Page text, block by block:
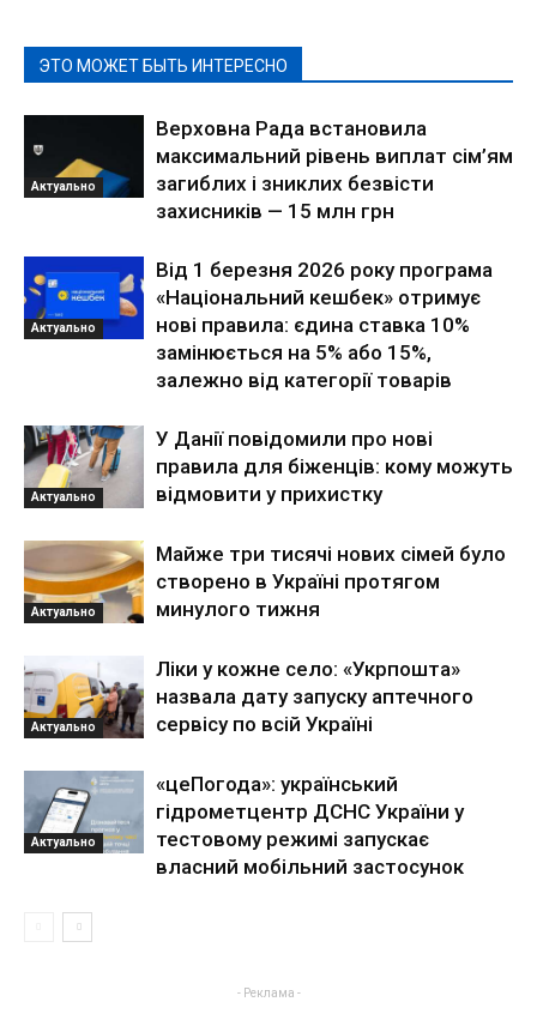
ЭТО МОЖЕТ БЫТЬ ИНТЕРЕСНО
Актуально
Верховна Рада встановила
максимальний рівень виплат сім’ям
загиблих і зниклих безвісти
захисників — 15 млн грн
Актуально
Від 1 березня 2026 року програма
«Національний кешбек» отримує
нові правила: єдина ставка 10%
замінюється на 5% або 15%,
залежно від категорії товарів
Актуально
У Данії повідомили про нові
правила для біженців: кому можуть
відмовити у прихистку
Актуально
Майже три тисячі нових сімей було
створено в Україні протягом
минулого тижня
Актуально
Ліки у кожне село: «Укрпошта»
назвала дату запуску аптечного
сервісу по всій Україні
Актуально
«цеПогода»: український
гідрометцентр ДСНС України у
тестовому режимі запускає
власний мобільний застосунок
- Реклама -